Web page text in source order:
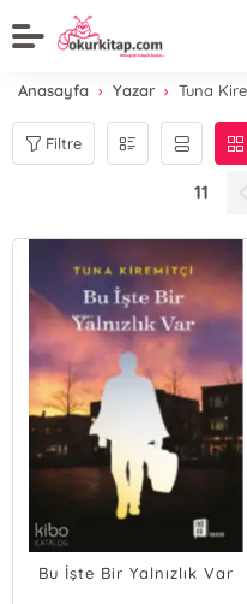
Anasayfa Yazar Tuna
Filtre
11
Bu İşte Bir Yalnızlık Var